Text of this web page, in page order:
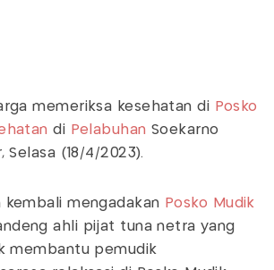
memeriksa kesehatan di Posko
di Pelabuhan Soekarno
Selasa (18/4/2023).
kembali mengadakan Posko
Mudik
ahli pijat tuna netra yang
membantu pemudik